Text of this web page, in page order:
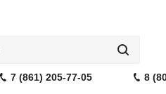
7 (861) 205-77-05 8